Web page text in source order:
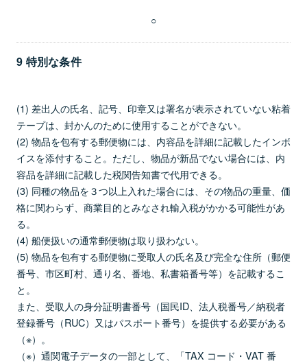
○
9 特別な条件
(1) 差出人の氏名、記号、印章又は署名が表示されていない粘着
テープは、封かんのために使用することができない。
(2) 物品を包有する郵便物には、内容品を詳細に記載したインボ
イスを添付すること。ただし、物品が新品でない場合には、内
容品を詳細に記載した税関告知書で代用できる。
(3) 同種の物品を３つ以上入れた場合には、その物品の重量、価
格に関わらず、商業目的とみなされ輸入税がかかる可能性があ
る。
(4) 船便扱いの通常郵便物は取り扱わない。
(5) 物品を包有する郵便物に受取人の氏名及び完全な住所（郵便
番号、市区町村、通り名、番地、私書箱番号等）を記載するこ
と。
また、受取人の身分証明書番号（国民ID、法人税番号／納税者
登録番号（RUC）又はパスポート番号）を提供する必要がある
（※）。
（※）通関電子データの一部として、「TAX コード・VAT 番